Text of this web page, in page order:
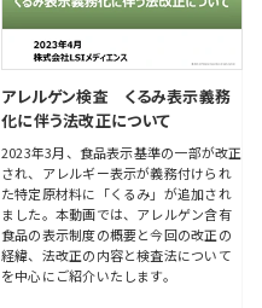
アレルゲン検査 くるみ表示義務
化に伴う法改正について
2023年3月、食品表示基準の一部が改正
され、アレルギー表示が義務付けられ
た特定原材料に「くるみ」が追加され
ました。本動画では、アレルゲン含有
食品の表示制度の概要と今回の改正の
経緯、法改正の内容と検査法について
を中心にご紹介いたします。